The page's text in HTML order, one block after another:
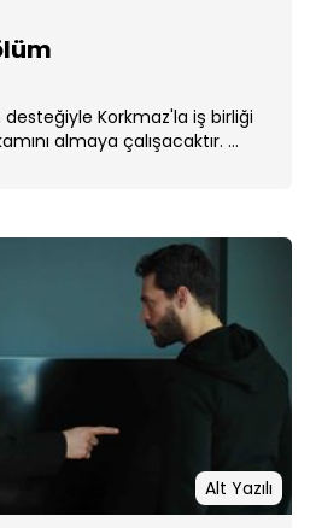
desteğiyle Korkmaz'la iş birliği
almaya çalışacaktır. ...
Alt Yazılı